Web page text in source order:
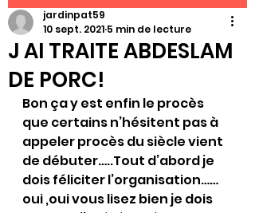
J AI TRAITE ABDESLAM
DE PORC!
jardinpat59
10 sept. 2021 5 min de lecture
Bon ça y est enfin le procès
que certains n’hésitent pas à
appeler procès du siècle vient
de débuter…..Tout d’abord je
dois féliciter l’organisation……
oui ,oui vous lisez bien je dois